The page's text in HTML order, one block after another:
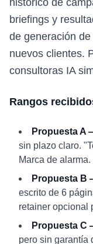
histórico de
briefings y
de generación
nuevos clientes.
consultoras IA
Rangos
Propuesta A
sin plazo claro.
Marca de alarma.
Propuesta B
escrito de 6
retainer opcional
Propuesta C
pero sin garantía